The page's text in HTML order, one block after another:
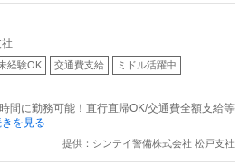
経験OK 交通費支給 ミドル活躍中
間に勤務可能！直行直帰OK/交通費全額支給等
を見る
提供：シンテイ警備株式会社 松戸支社